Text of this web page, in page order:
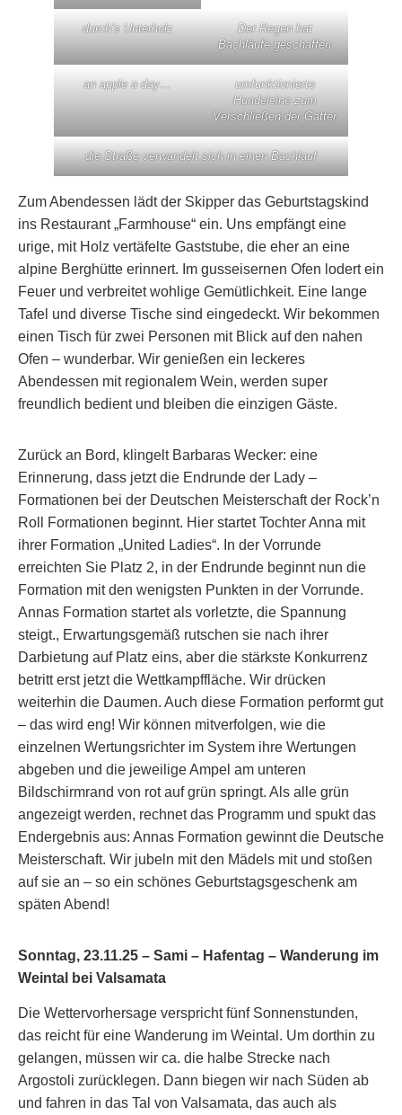
durch’s Unterholz
Der Regen hat
Bachläufe geschaffen
an apple a day…
umfunktionierte
Hundeleine zum
Verschließen der Gatter
die Straße verwandelt sich in einen Bachlauf
Zum Abendessen lädt der Skipper das Geburtstagskind
ins Restaurant „Farmhouse“ ein. Uns empfängt eine
urige, mit Holz vertäfelte Gaststube, die eher an eine
alpine Berghütte erinnert. Im gusseisernen Ofen lodert ein
Feuer und verbreitet wohlige Gemütlichkeit. Eine lange
Tafel und diverse Tische sind eingedeckt. Wir bekommen
einen Tisch für zwei Personen mit Blick auf den nahen
Ofen – wunderbar. Wir genießen ein leckeres
Abendessen mit regionalem Wein, werden super
freundlich bedient und bleiben die einzigen Gäste.
Zurück an Bord, klingelt Barbaras Wecker: eine
Erinnerung, dass jetzt die Endrunde der Lady –
Formationen bei der Deutschen Meisterschaft der Rock’n
Roll Formationen beginnt. Hier startet Tochter Anna mit
ihrer Formation „United Ladies“. In der Vorrunde
erreichten Sie Platz 2, in der Endrunde beginnt nun die
Formation mit den wenigsten Punkten in der Vorrunde.
Annas Formation startet als vorletzte, die Spannung
steigt., Erwartungsgemäß rutschen sie nach ihrer
Darbietung auf Platz eins, aber die stärkste Konkurrenz
betritt erst jetzt die Wettkampffläche. Wir drücken
weiterhin die Daumen. Auch diese Formation performt gut
– das wird eng! Wir können mitverfolgen, wie die
einzelnen Wertungsrichter im System ihre Wertungen
abgeben und die jeweilige Ampel am unteren
Bildschirmrand von rot auf grün springt. Als alle grün
angezeigt werden, rechnet das Programm und spukt das
Endergebnis aus: Annas Formation gewinnt die Deutsche
Meisterschaft. Wir jubeln mit den Mädels mit und stoßen
auf sie an – so ein schönes Geburtstagsgeschenk am
späten Abend!
Sonntag, 23.11.25 – Sami – Hafentag – Wanderung im
Weintal bei Valsamata
Die Wettervorhersage verspricht fünf Sonnenstunden,
das reicht für eine Wanderung im Weintal. Um dorthin zu
gelangen, müssen wir ca. die halbe Strecke nach
Argostoli zurücklegen. Dann biegen wir nach Süden ab
und fahren in das Tal von Valsamata, das auch als